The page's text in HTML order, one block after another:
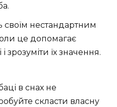
своїм нестандартним
це допомагає
зрозуміти їх значення.
в снах не
скласти власну